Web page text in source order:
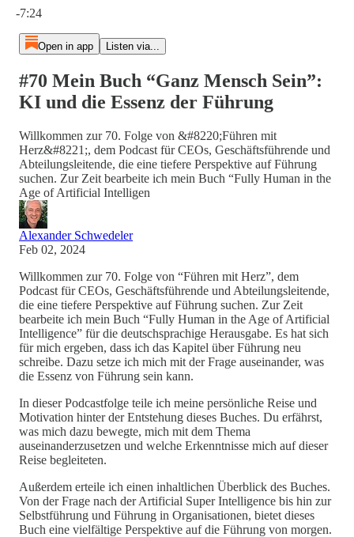
-7:24
Open in app Listen via...
#70 Mein Buch “Ganz Mensch Sein”:
KI und die Essenz der Führung
Willkommen zur 70. Folge von &#8220;Führen mit
Herz&#8221;, dem Podcast für CEOs, Geschäftsführende und
Abteilungsleitende, die eine tiefere Perspektive auf Führung
suchen. Zur Zeit bearbeite ich mein Buch “Fully Human in the
Age of Artificial Intelligen
Alexander Schwedeler
Feb 02, 2024
Willkommen zur 70. Folge von “Führen mit Herz”, dem
Podcast für CEOs, Geschäftsführende und Abteilungsleitende,
die eine tiefere Perspektive auf Führung suchen. Zur Zeit
bearbeite ich mein Buch “Fully Human in the Age of Artificial
Intelligence” für die deutschsprachige Herausgabe. Es hat sich
für mich ergeben, dass ich das Kapitel über Führung neu
schreibe. Dazu setze ich mich mit der Frage auseinander, was
die Essenz von Führung sein kann.
In dieser Podcastfolge teile ich meine persönliche Reise und
Motivation hinter der Entstehung dieses Buches. Du erfährst,
was mich dazu bewegte, mich mit dem Thema
auseinanderzusetzen und welche Erkenntnisse mich auf dieser
Reise begleiteten.
Außerdem erteile ich einen inhaltlichen Überblick des Buches.
Von der Frage nach der Artificial Super Intelligence bis hin zur
Selbstführung und Führung in Organisationen, bietet dieses
Buch eine vielfältige Perspektive auf die Führung von morgen.